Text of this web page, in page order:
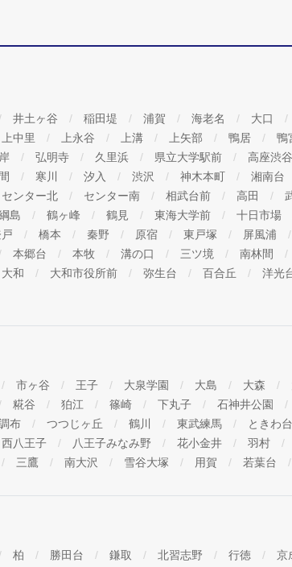
井土ヶ谷 稲田堤 浦賀 海老名 大口
上中里
上永谷 上溝 上矢部 鴨居 鴨
弘明寺 久里浜 県立大学駅前 高座渋谷
寒川 汐入 渋沢 神木本町 湘南台
センター北
センター南 相武台前 高田
島
鶴ヶ峰 鶴見 東海大学前 十日市場
橋本 秦野 原宿 東戸塚 屏風浦
本郷台
本牧 溝の口 三ツ境 南林間
大和
大和市役所前 弥生台 百合丘 洋光
市ヶ谷 王子 大泉学園 大島 大森
糀谷
狛江 篠崎 下丸子 石神井公園
布
つつじヶ丘 鶴川 東武練馬 ときわ台
西八王子
八王子みなみ野 花小金井 羽村
三鷹
南大沢 雪谷大塚 用賀 若葉台
柏 勝田台 鎌取 北習志野 行徳 京